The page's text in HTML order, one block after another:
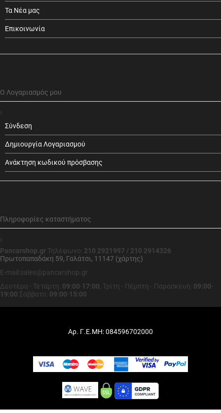
Τα Νέα μας
Επικοινωνία
Ο Λογαριασμός μου
Σύνδεση
Δημιουργία Λογαριασμού
Ανάκτηση κωδικού πρόσβασης
Πληροφορίες καταστήματος
Pancarshop.gr Τηλέφωνο: 210 2921997 / 210 2914326
Πρωτοπαπαδάκη 59, Γαλάτσι, 11147 (χάρτης)
E-mail:sales@pancarshop.gr
Δευτέρα - Τετάρτη: 09:00-17:00, Τρίτη - Πέμπτη - Παρασκευή: 09:00-
19:00 Σάββατο: 09:00-15:00
Αρ. Γ.Ε.ΜΗ: 084596702000